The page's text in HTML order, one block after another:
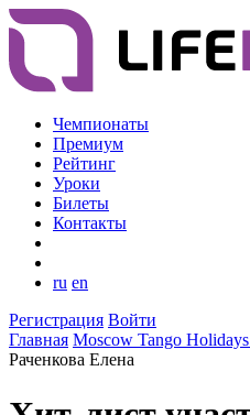
Чемпионаты
Премиум
Рейтинг
Уроки
Билеты
Контакты
ru en
Регистрация Войти
Главная Moscow Tango
Раченкова Елена